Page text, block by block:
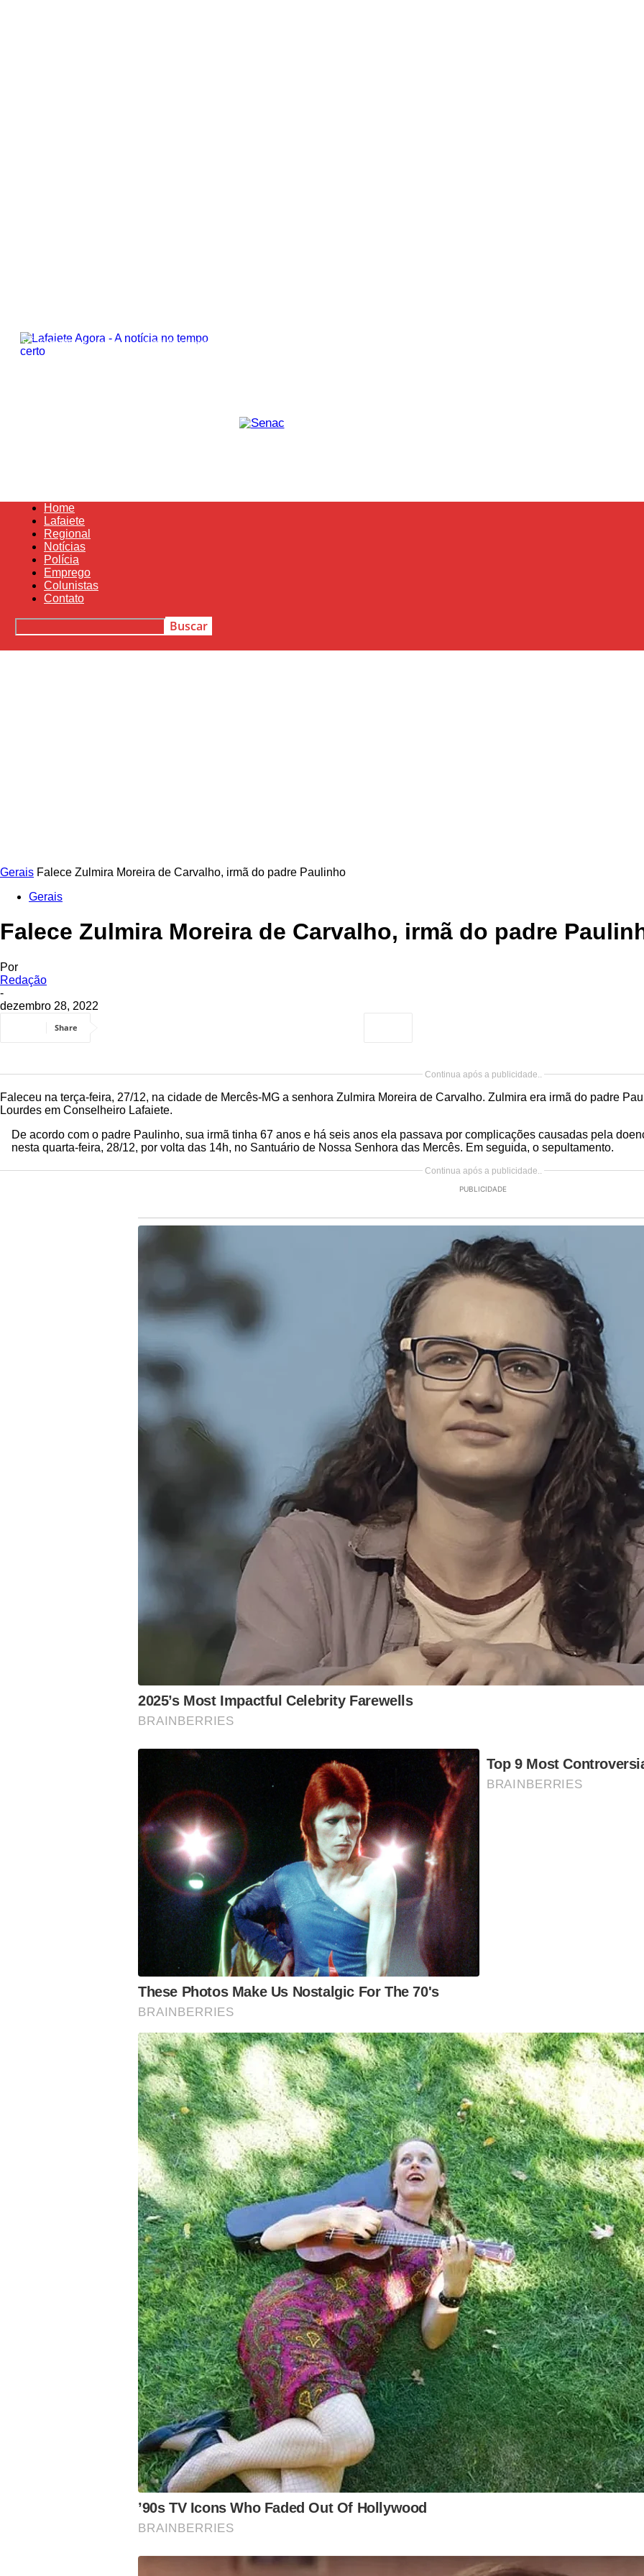
24.5 C Conselheiro Lafaiete quinta-feira, 6 agosto , 2026
Home
Lafaiete
Regional
Notícias
Polícia
Emprego
Colunistas
Contato
Gerais Falece Zulmira Moreira de Carvalho, irmã do padre Paulinho
Gerais
Falece Zulmira Moreira de Carvalho, irmã do padre
Por
Redação
-
dezembro 28, 2022
Share
Continua após a publicidade..
Faleceu na terça-feira, 27/12, na cidade de Mercês-MG a senhora Zulmira Moreira de Carvalho. Zulmira era irmã do padre
Lourdes em Conselheiro Lafaiete.
De acordo com o padre Paulinho, sua irmã tinha 67 anos e há seis anos ela passava por complicações causadas pela
nesta quarta-feira, 28/12, por volta das 14h, no Santuário de Nossa Senhora das Mercês. Em seguida, o sepultamento.
Continua após a publicidade..
PUBLICIDADE